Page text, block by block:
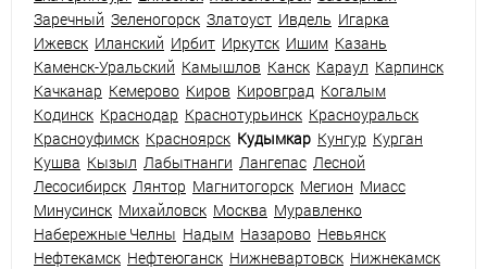
Заречный Зеленогорск Златоуст Ивдель Игарка
Ижевск Иланский Ирбит Иркутск Ишим Казань
Каменск-Уральский Камышлов Канск Караул Карпинск
Качканар Кемерово Киров Кировград Когалым
Кодинск Краснодар Краснотурьинск Красноуральск
Красноуфимск Красноярск Кудымкар Кунгур Курган
Кушва Кызыл Лабытнанги Лангепас Лесной
Лесосибирск Лянтор Магнитогорск Мегион Миасс
Минусинск Михайловск Москва Муравленко
Набережные Челны Надым Назарово Невьянск
Нефтекамск Нефтеюганск Нижневартовск Нижнекамск